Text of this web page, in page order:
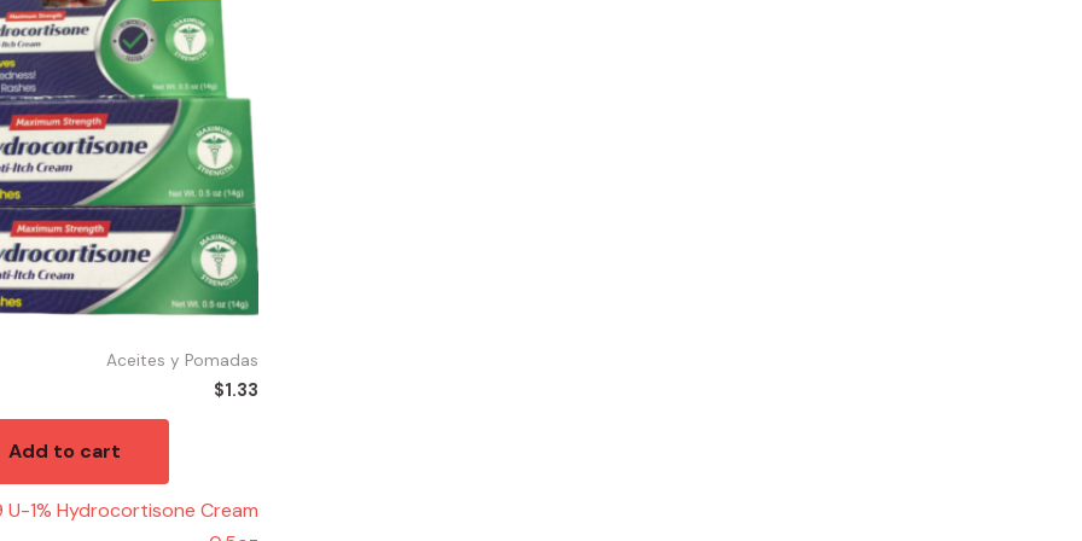
Aceites y Pomadas
$1.33
Add to cart
U-1% Hydrocortisone Cream